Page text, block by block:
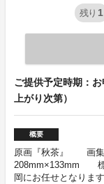
残り 1
ご提供予定時期：
上がり次第）
概要
原画『秋茶』 画集
208mm×133mm
岡にお任せとなりま